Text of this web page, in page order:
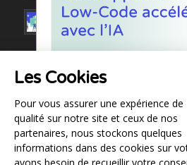
Les Cookies
Pour vous assurer une expérience de
qualité sur notre site et ceux de nos
partenaires, nous stockons quelques
informations dans des cookies sur
Webinar : «
boostez vos
la puissance de l’IA et
Signature d’un
technologique entre
synergie historique à la
horizons